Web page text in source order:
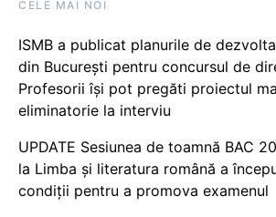
CELE MAI NOI
ISMB a publicat planurile de
din București pentru concursul de
Profesorii își pot pregăti proiectul
eliminatorie la interviu
UPDATE Sesiunea de toamnă BAC
la Limba și literatura română a
condiții pentru a promova examenul